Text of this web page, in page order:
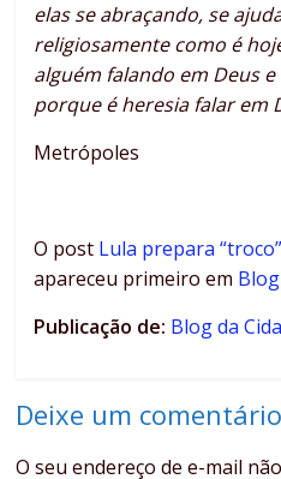
elas se abraçando, se
religiosamente como é
alguém falando em Deus
porque é heresia falar em
Metrópoles
O post Lula prepara
apareceu primeiro em
Publicação de: Blog da
Deixe um comentário
O seu endereço de e-mail